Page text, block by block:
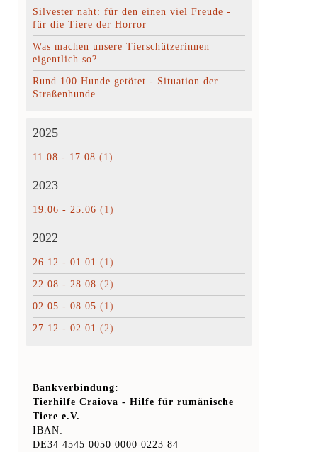
Silvester naht: für den einen viel Freude -
für die Tiere der Horror
Was machen unsere Tierschützerinnen
eigentlich so?
Rund 100 Hunde getötet - Situation der
Straßenhunde
2025
11.08 - 17.08 (1)
2023
19.06 - 25.06 (1)
2022
26.12 - 01.01 (1)
22.08 - 28.08 (2)
02.05 - 08.05 (1)
27.12 - 02.01 (2)
Bankverbindung:
Tierhilfe Craiova - Hilfe für rumänische
Tiere e.V.
IBAN:
DE34 4545 0050 0000 0223 84